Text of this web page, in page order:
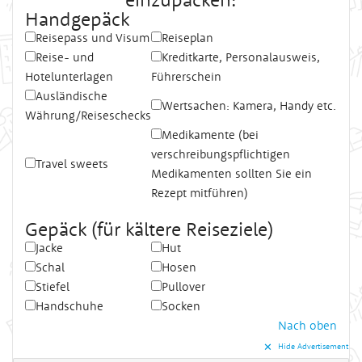
Handgepäck
Reisepass und Visum
Reiseplan
Reise- und
Hotelunterlagen
Kreditkarte, Personalausweis,
Führerschein
Ausländische
Währung/Reiseschecks
Wertsachen: Kamera, Handy etc.
Travel sweets
Medikamente (bei
verschreibungspflichtigen
Medikamenten sollten Sie ein
Rezept mitführen)
Gepäck (für kältere Reiseziele)
Jacke
Hut
Schal
Hosen
Stiefel
Pullover
Handschuhe
Socken
Nach oben
✕︎ Hide Advertisement